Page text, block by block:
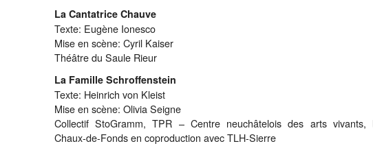
La Cantatrice Chauve
Texte: Eugène Ionesco
Mise en scène: Cyril Kaiser
Théâtre du Saule Rieur
La Famille Schroffenstein
Texte: Heinrich von Kleist
Mise en scène: Olivia Seigne
Collectif StoGramm, TPR – Centre neuchâtelois des arts vivants,
Chaux-de-Fonds en coproduction avec TLH-Sierre